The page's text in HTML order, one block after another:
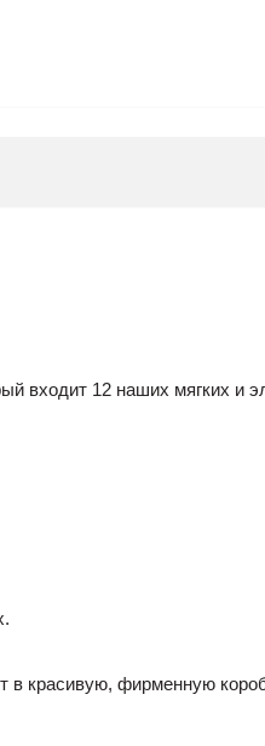
входит 12 наших мягких и
в красивую, фирменную